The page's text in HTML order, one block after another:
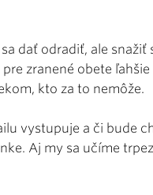
dať odradiť, ale snažiť
zranené obete
kto za to nemôže.
vystupuje a či bude
Aj my sa učíme